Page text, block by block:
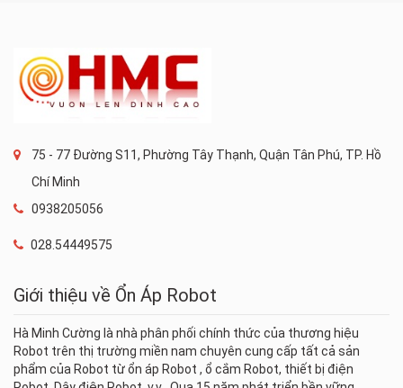
75 - 77 Đường S11, Phường Tây Thạnh, Quận Tân Phú, TP. Hồ
Chí Minh
0938205056
028.54449575
Giới thiệu về Ổn Áp Robot
Hà Minh Cường là nhà phân phối chính thức của thương hiệu
Robot trên thị trường miền nam chuyên cung cấp tất cả sản
phẩm của Robot từ ổn áp Robot , ổ cắm Robot, thiết bị điện